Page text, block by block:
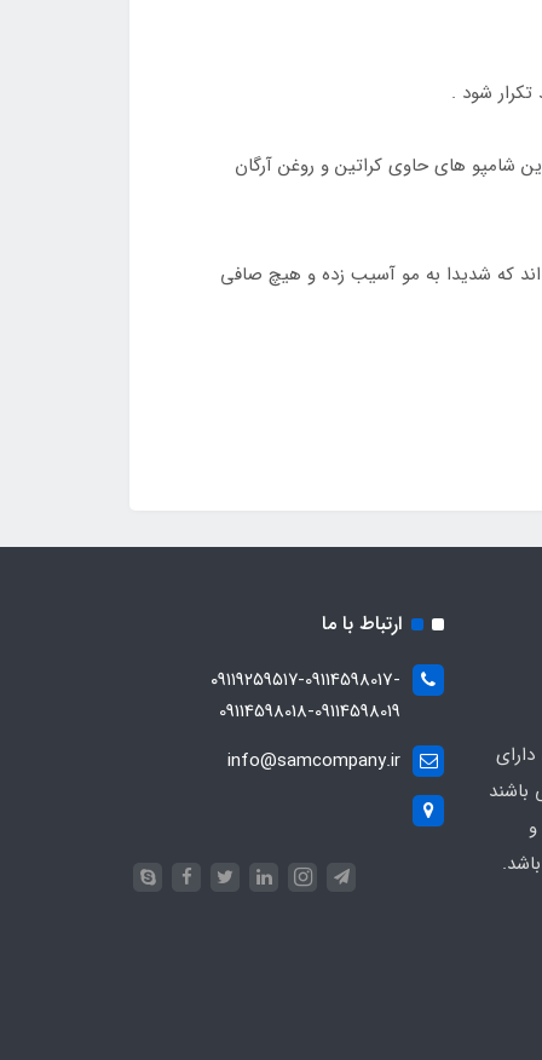
شامپو های حاوی کراتین و روغن آرگان
اند که شدیدا به مو آسیب زده و هیچ صافی
باشند
ارتباط با ما
۰۹۱۱۹۲۵۹۵۱۷-09114598017-
09114598018-09114598019
info@samcompany.ir